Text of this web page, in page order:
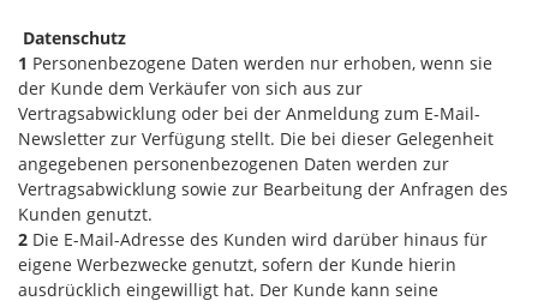
Datenschutz
1 Personenbezogene Daten werden nur erhoben, wenn sie
der Kunde dem Verkäufer von sich aus zur
Vertragsabwicklung oder bei der Anmeldung zum E-Mail-
Newsletter zur Verfügung stellt. Die bei dieser Gelegenheit
angegebenen personenbezogenen Daten werden zur
Vertragsabwicklung sowie zur Bearbeitung der Anfragen des
Kunden genutzt.
2 Die E-Mail-Adresse des Kunden wird darüber hinaus für
eigene Werbezwecke genutzt, sofern der Kunde hierin
ausdrücklich eingewilligt hat. Der Kunde kann seine